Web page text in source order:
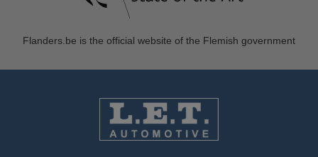
Flanders.be is the official website of the Flemish government